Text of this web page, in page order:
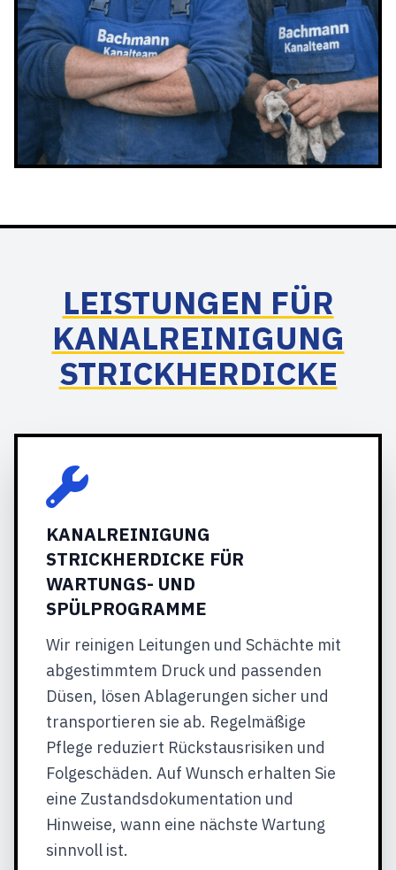
LEISTUNGEN FÜR
KANALREINIGUNG
STRICKHERDICKE
KANALREINIGUNG
STRICKHERDICKE FÜR
WARTUNGS- UND
SPÜLPROGRAMME
Wir reinigen Leitungen und Schächte mit
abgestimmtem Druck und passenden
Düsen, lösen Ablagerungen sicher und
transportieren sie ab. Regelmäßige
Pflege reduziert Rückstausrisiken und
Folgeschäden. Auf Wunsch erhalten Sie
eine Zustandsdokumentation und
Hinweise, wann eine nächste Wartung
sinnvoll ist.